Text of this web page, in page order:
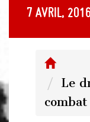
7 avril,
Le